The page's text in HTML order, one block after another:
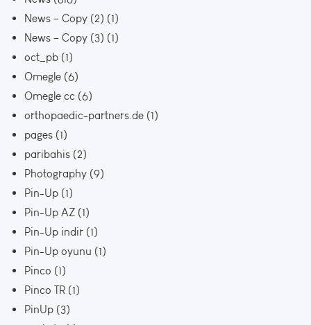
News – Copy (2) (1)
News – Copy (3) (1)
oct_pb (1)
Omegle (6)
Omegle cc (6)
orthopaedic-partners.de (1)
pages (1)
paribahis (2)
Photography (9)
Pin-Up (1)
Pin-Up AZ (1)
Pin-Up indir (1)
Pin-Up oyunu (1)
Pinco (1)
Pinco TR (1)
PinUp (3)